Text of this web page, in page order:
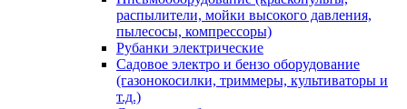
распылители, мойки высокого давления,
пылесосы, компрессоры)
Рубанки электрические
Садовое электро и бензо оборудование
(газонокосилки, триммеры, культиваторы и
т.д.)